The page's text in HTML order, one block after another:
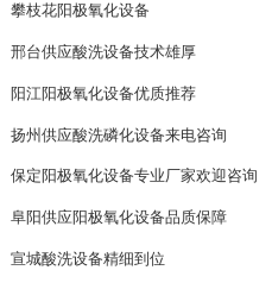
攀枝花阳极氧化设备
邢台供应酸洗设备技术雄厚
阳江阳极氧化设备优质推荐
扬州供应酸洗磷化设备来电咨询
保定阳极氧化设备专业厂家欢迎咨询
阜阳供应阳极氧化设备品质保障
宣城酸洗设备精细到位